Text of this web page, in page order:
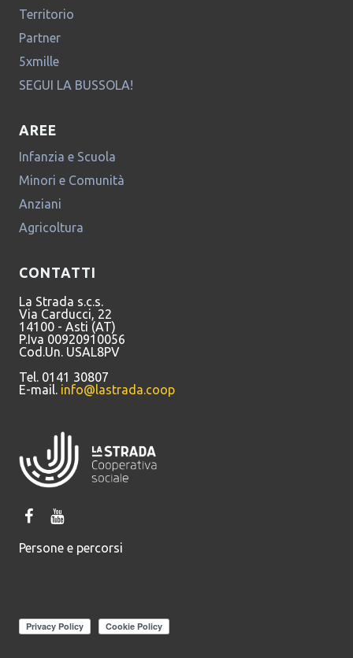
Territorio
Partner
5xmille
SEGUI LA BUSSOLA!
AREE
Infanzia e Scuola
Minori e Comunità
Anziani
Agricoltura
CONTATTI
La Strada s.c.s.
Via Carducci, 22
14100 - Asti (AT)
P.Iva 00920910056
Cod.Un. USAL8PV
Tel. 0141 30807
E-mail. info@lastrada.coop
Persone e percorsi